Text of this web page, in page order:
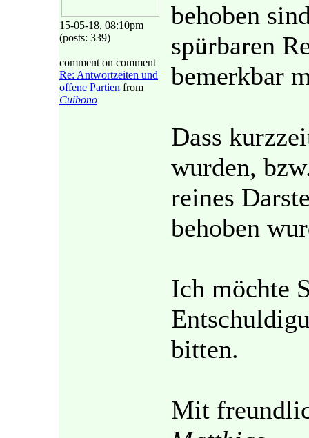
15-05-18, 08:10pm
(posts: 339)
comment on comment
Re: Antwortzeiten und
offene Partien from
Cuibono
behoben
spürbaren
bemerkbar
Dass
wurden,
reines
behoben
Ich möchte
bitten.
Mit